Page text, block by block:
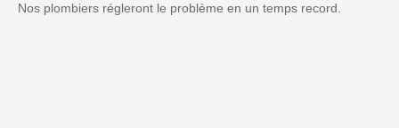
Nos plombiers régleront le problème en un temps record.